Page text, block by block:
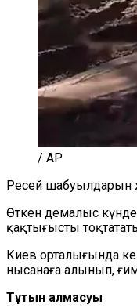
/ AP
Ресей шабуылдарын
Өткен демалыс
қақтығысты
Киев орталығында
нысанаға алынып,
Тұтқын алмасуы